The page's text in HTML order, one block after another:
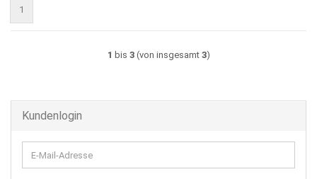
1
1 bis 3(von insgesamt 3)
Kundenlogin
E-
Mail-